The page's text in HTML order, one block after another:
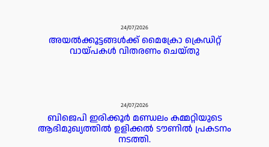
24/07/2026
അയൽക്കൂട്ടങ്ങൾക്ക് മൈക്രോ ക്രെഡിറ്റ്‌
വായ്പകൾ വിതരണം ചെയ്തു
24/07/2026
ബിജെപി ഇരിക്കൂർ മണ്ഡലം കമ്മറ്റിയുടെ
ആഭിമുഖ്യത്തിൽ ഉളിക്കൽ ടൗണിൽ പ്രകടനം
നടത്തി.